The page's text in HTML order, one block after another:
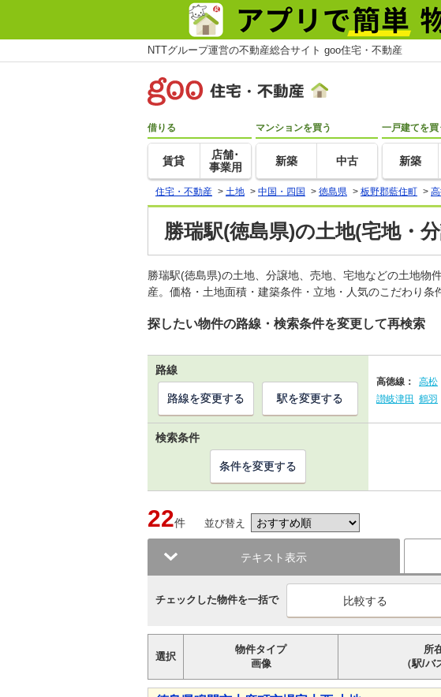
NTTグループ運営の不動産総合サイト goo住宅・不動産
借りる
賃貸
店舗･
事業用
マンションを買う
新築 中古
一戸建てを買
新築
住宅・不動産 > 土地 > 中国・四国 > 徳島県 > 板野郡藍住町 >
勝瑞駅(徳島県)の土地(宅地・
勝瑞駅(徳島県)の土地、分譲地、売地、宅地などの土地物
産。価格・土地面積・建築条件・立地・人気のこだわり
探したい物件の路線・検索条件を変更して再検索
路線
高徳線： 高松
讃岐津田 鶴羽
路線を変更する 駅を変更する
検索条件
条件を変更する
22件 並び替え
テキスト表示
チェックした物件を一括で
選択
物件タイプ
画像
所
（駅/バ